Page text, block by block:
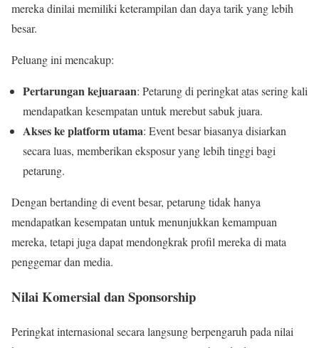
mereka dinilai memiliki keterampilan dan daya tarik yang lebih
besar.
Peluang ini mencakup:
Pertarungan kejuaraan: Petarung di peringkat atas sering kali
mendapatkan kesempatan untuk merebut sabuk juara.
Akses ke platform utama: Event besar biasanya disiarkan
secara luas, memberikan eksposur yang lebih tinggi bagi
petarung.
Dengan bertanding di event besar, petarung tidak hanya
mendapatkan kesempatan untuk menunjukkan kemampuan
mereka, tetapi juga dapat mendongkrak profil mereka di mata
penggemar dan media.
Nilai Komersial dan Sponsorship
Peringkat internasional secara langsung berpengaruh pada nilai